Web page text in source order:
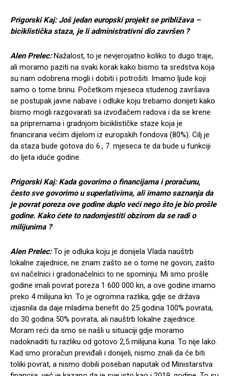
Prigorski Kaj: Još jedan europski projekt se približava –
biciklistička staza, je li administrativni dio završen ?
Alen Prelec: Nažalost, to je nevjerojatno koliko to dugo traje,
ali moramo paziti na svaki korak kako bismo ta sredstva koja
su nam odobrena mogli i dobiti i potrošiti. Imamo ljude koji
samo o tome brinu. Početkom mjeseca studenog završava
se postupak javne nabave i odluke koju trebamo donijeti kako
bismo mogli razgovarati sa izvođačem radova i da se krene
sa pripremama i gradnjom biciklističke staze koja je
financirana većim dijelom iz europskih fondova (80%). Cilj je
da staza bude gotova do 6., 7. mjeseca te da bude u funkciji
do ljeta iduće godine.
Prigorski Kaj: Kada govorimo o financijama i proračunu,
često sve govorimo u superlativima, ali imamo saznanja da
je povrat poreza ove godine duplo veći nego što je bio prošle
godine. Kako ćete to nadomjestiti obzirom da se radi o
milijunima ?
Alen Prelec:To je odluka koju je donijela Vlada nauštrb
lokalne zajednice, ne znam zašto se o tome ne govori, zašto
svi načelnici i gradonačelnici to ne spominju. Mi smo prošle
godine imali povrat poreza 1 600 000 kn, a ove godine imamo
preko 4 milijuna kn. To je ogromna razlika, gdje se država
izjasnila da daje mladima benefit do 25 godina 100% povrata,
do 30 godina 50% povrata, ali nauštrb lokalne zajednice.
Moram reći da smo se našli u situaciji gdje moramo
nadoknaditi tu razliku od gotovo 2,5 milijuna kuna. To nije lako.
Kad smo proračun previđali i donijeli, nismo znali da će biti
toliki povrat, a nismo dobili poseban naputak od Ministarstva